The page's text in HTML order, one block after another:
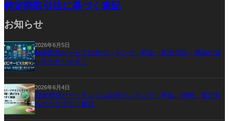
特定商取引法に基づく表記
お知らせ
2026年6月5日
動画配信サービス比較ランキング｜料金・配信作品・機能の違
いをわかりやすく
2026年6月4日
完全個室パーソナルジム比較ランキング｜料金・特徴・選び方
をわかりやすく解説